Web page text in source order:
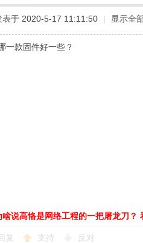
表于 2020-5-17 11:11:50 | 显示全
一款固件好一些？
啥说高恪是网络工程的一把屠龙刀？
复 支持 反对